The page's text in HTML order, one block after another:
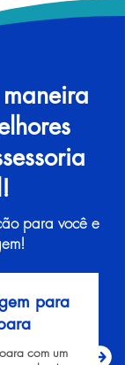
para você e
para
com um